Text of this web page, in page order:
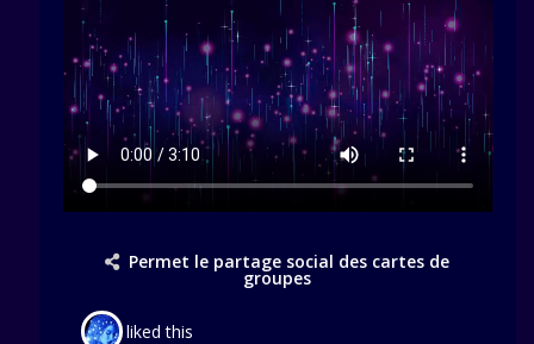
Permet le partage social des cartes de
groupes
liked this